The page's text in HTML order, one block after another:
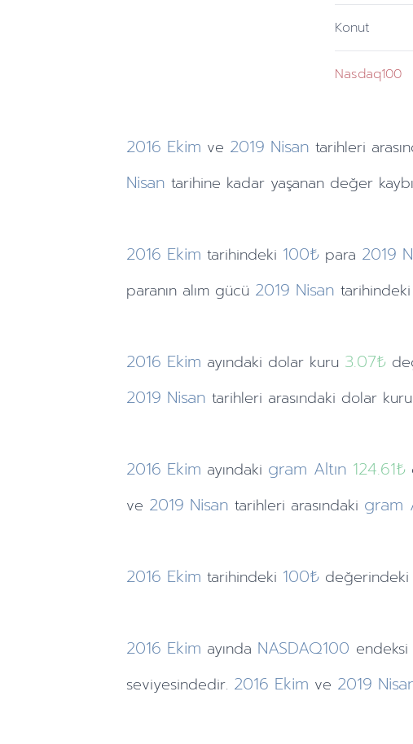
Konut
Nasdaq100
2016 Ekim ve 2019 Nisan tarihleri
Nisan tarihine kadar yaşanan değer
2016 Ekim tarihindeki 100₺ para 2019
paranın alım gücü 2019 Nisan tarihindeki
2016 Ekim ayındaki dolar kuru 3.07₺
2019 Nisan tarihleri arasındaki dolar kuru
2016 Ekim ayındaki gram Altın 124.61₺
ve 2019 Nisan tarihleri arasındaki gram
2016 Ekim tarihindeki 100₺
2016 Ekim ayında NASDAQ100
seviyesindedir. 2016 Ekim ve 2019